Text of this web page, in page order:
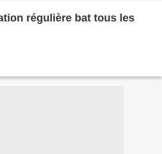
régulière bat tous les